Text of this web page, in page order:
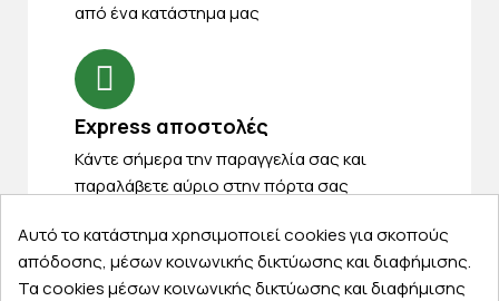
από ένα κατάστημα μας
Express αποστολές
Κάντε σήμερα την παραγγελία σας και
παραλάβετε αύριο στην πόρτα σας
Αυτό το κατάστημα χρησιμοποιεί cookies για σκοπούς
απόδοσης, μέσων κοινωνικής δικτύωσης και διαφήμισης.
Τα cookies μέσων κοινωνικής δικτύωσης και διαφήμισης